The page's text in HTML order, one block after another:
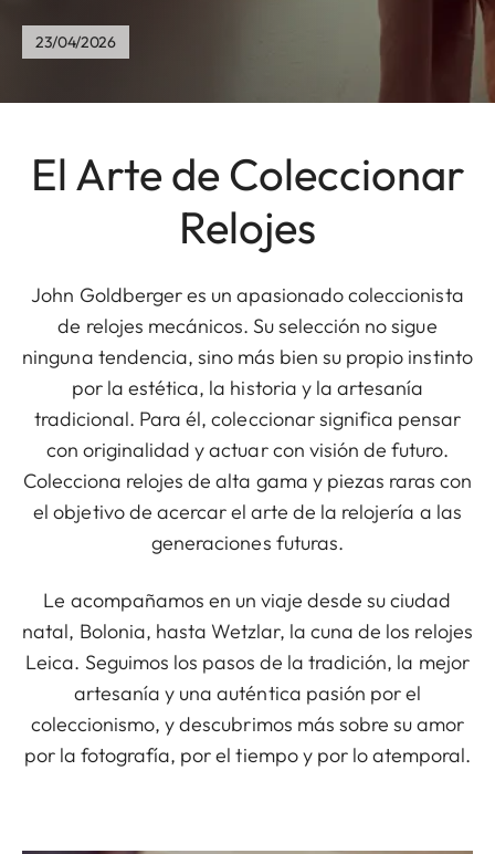
23/04/2026
El Arte de Coleccionar
Relojes
John Goldberger es un apasionado coleccionista
de relojes mecánicos. Su selección no sigue
ninguna tendencia, sino más bien su propio instinto
por la estética, la historia y la artesanía
tradicional. Para él, coleccionar significa pensar
con originalidad y actuar con visión de futuro.
Colecciona relojes de alta gama y piezas raras con
el objetivo de acercar el arte de la relojería a las
generaciones futuras.
Le acompañamos en un viaje desde su ciudad
natal, Bolonia, hasta Wetzlar, la cuna de los relojes
Leica. Seguimos los pasos de la tradición, la mejor
artesanía y una auténtica pasión por el
coleccionismo, y descubrimos más sobre su amor
por la fotografía, por el tiempo y por lo atemporal.